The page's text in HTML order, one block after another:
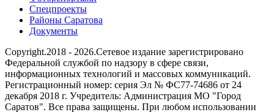
Спецпроекты
Районы Саратова
Документы
Copyright.2018 - 2026.Сетевое издание зарегистрировано
Федеральной службой по надзору в сфере связи,
информационных технологий и массовых коммуникаций.
Регистрационный номер: серия Эл № ФС77-74686 от 24
декабря 2018 г. Учредитель: Администрация МО "Город
Саратов". Все права защищены. При любом использовании